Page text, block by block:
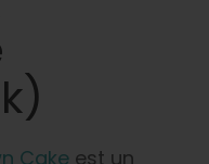
Cake est un